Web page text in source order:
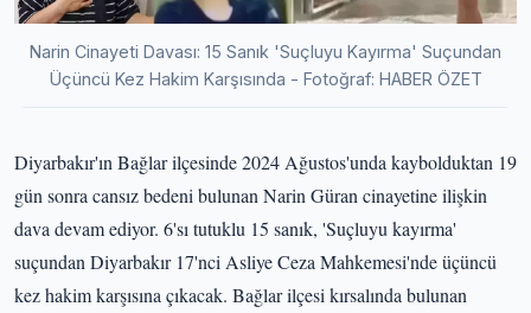
Narin Cinayeti Davası: 15 Sanık 'Suçluyu Kayırma' Suçundan
Üçüncü Kez Hakim Karşısında - Fotoğraf: HABER ÖZET
Diyarbakır'ın Bağlar ilçesinde 2024 Ağustos'unda kaybolduktan 19
gün sonra cansız bedeni bulunan Narin Güran cinayetine ilişkin
dava devam ediyor. 6'sı tutuklu 15 sanık, 'Suçluyu kayırma'
suçundan Diyarbakır 17'nci Asliye Ceza Mahkemesi'nde üçüncü
kez hakim karşısına çıkacak. Bağlar ilçesi kırsalında bulunan